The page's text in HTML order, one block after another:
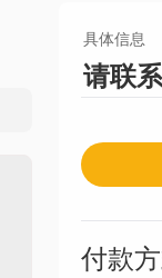
具体信息
请联
付款